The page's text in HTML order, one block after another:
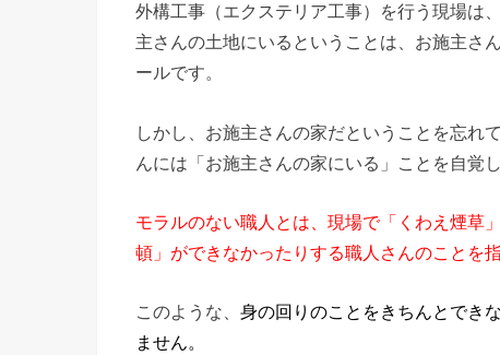
外構工事（エクステリア工事）
を行う現場は
主さんの土地にいるということは、お施主さ
ールです。
しかし、お施主さんの家だということを忘れ
んには「お施主さんの家にいる」ことを自覚
モラルのない職人とは、現場で「くわえ煙草
頓」ができなかったりする職人さんのことを指
このような、 身の回りのことをきちんとでき
ません。